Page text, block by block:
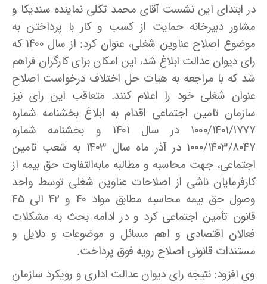
در ابتدای این نشست آقای محمد تکلی نماینده سندیکا و
مشاور دبیرخانه حمایت از کسب و کار با پرداختن به
موضوع اصلاح عناوین شغلی، عنوان کرد: از سال ۱۴۰۰ که
رای دیوان عدالت ابلاغ شد، این امکان برای کارگران فراهم
شد که با مراجعه به هیات حل اختلاف درخواست اصلاح
عنوان شغلی خود را اعلام کنند. متعاقب این رای نیز
سازمان تامین اجتماعی اقدام به ابلاغ بخشنامه‌ شماره
۱۰۰۰/۱۴۰۱/۱۷۷۷ در سال ۱۴۰۱ و بخشنامه شماره
۱۰۰۰/۱۴۰۳/۸۰۴۷ در آذر ماه سال ۱۴۰۳ به شعب تامین
اجتماعی، جهت محاسبه و مطالبه مابه‌التفاوت حق بیمه از
کارفرمایان ناشی از اصلاحات عناوین شغلی توسط واحد
وصول حق بیمه محاسبه مطابق مواد ۴۰ و ۴۲ الی ۴۵
قانون تأمین اجتماعی کرد و در ادامه بحث به مشکلات
فعالان اقتصادی و اهم مسائل و موضوعات و دلایل و
مستندات قانونی اصلاح رویه فوق پرداخت.
وی افزود: نتیجه رای دیوان عدالت اداری و رویکرد سازمان